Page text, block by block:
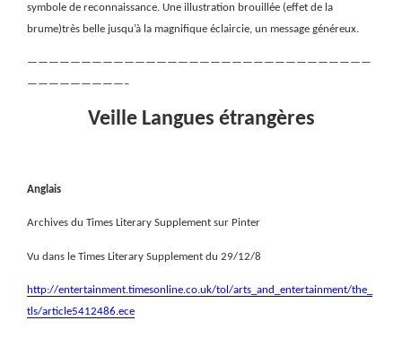
symbole de reconnaissance. Une illustration brouillée (effet de la
brume)très belle jusqu’à la magnifique éclaircie, un message généreux.
————————————————————————————————
—————————–
Veille Langues étrangères
Anglais
Archives du Times Literary Supplement sur Pinter
Vu dans le Times Literary Supplement du 29/12/8
http://entertainment.timesonline.co.uk/tol/arts_and_entertainment/the_
tls/article5412486.ece